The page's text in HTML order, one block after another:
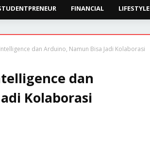
FINANCIAL LIFESTYLE
dan Arduino, Namun Bisa Jadi Kolaborasi
dan
Kolaborasi